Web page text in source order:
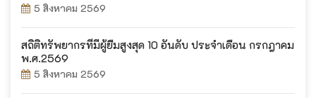
5 สิงหาคม 2569
สถิติทรัพยากรที่มีผู้ยืมสูงสุด 10 อันดับ ประจำเดือน กรกฎาคม
พ.ศ.2569
5 สิงหาคม 2569